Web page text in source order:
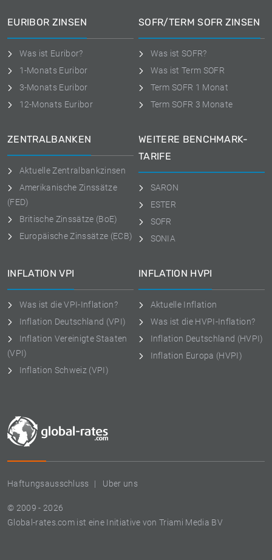
Haftungsausschluss Uber uns
© 2009 - 2026
Global-rates.com ist eine Initiative von Triami Media BV
EURIBOR ZINSEN
Was ist Euribor?
1-Monats Euribor
3-Monats Euribor
12-Monats Euribor
SOFR/TERM SOFR ZINSEN
Was ist SOFR?
Was ist Term SOFR
Term SOFR 1 Monat
Term SOFR 3 Monate
ZENTRALBANKEN
Aktuelle Zentralbankzinsen
Amerikanische Zinssätze
(FED)
Britische Zinssätze (BoE)
Europäische Zinssätze (ECB)
WEITERE BENCHMARK-
TARIFE
SARON
ESTER
SOFR
SONIA
INFLATION VPI
Was ist die VPI-Inflation?
Inflation Deutschland (VPI)
Inflation Vereinigte Staaten
(VPI)
Inflation Schweiz (VPI)
INFLATION HVPI
Aktuelle Inflation
Was ist die HVPI-Inflation?
Inflation Deutschland (HVPI)
Inflation Europa (HVPI)